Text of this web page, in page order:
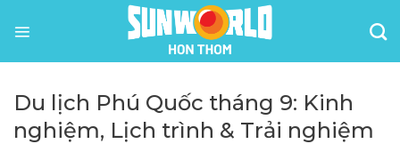
qua
dung
Du lịch Phú Quốc tháng 9: Kinh
nghiệm, Lịch trình & Trải nghiệm